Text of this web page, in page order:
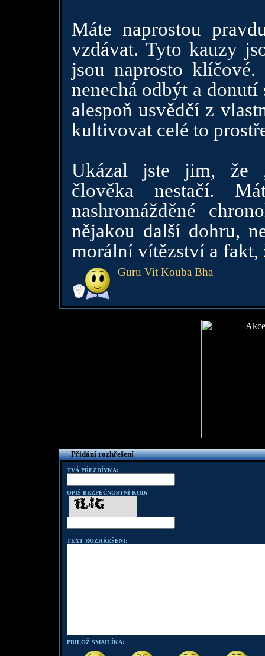
Máte naprostou
vzdávat. Tyto kauzy
jsou naprosto
nenechá odbýt a
alespoň usvědčí z
kultivovat celé to
Ukázal jste jim, že
člověka nestačí.
nashromážděné
nějakou další dohru,
morální vítězství a fakt,
Guru Vit Kouba Bha
Přidání rozhřešení
TVÁ PŘEZDÍVKA:
OPIŠ BEZPEČNOSTNÍ KOD:
TEXT ROZHŘEŠENÍ:
PŘILOŽ SMAILÍKA: